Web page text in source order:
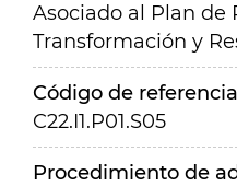
Asociado al Plan de
Transformación y
Código de
C22.I1.P01.S05
Procedimiento de